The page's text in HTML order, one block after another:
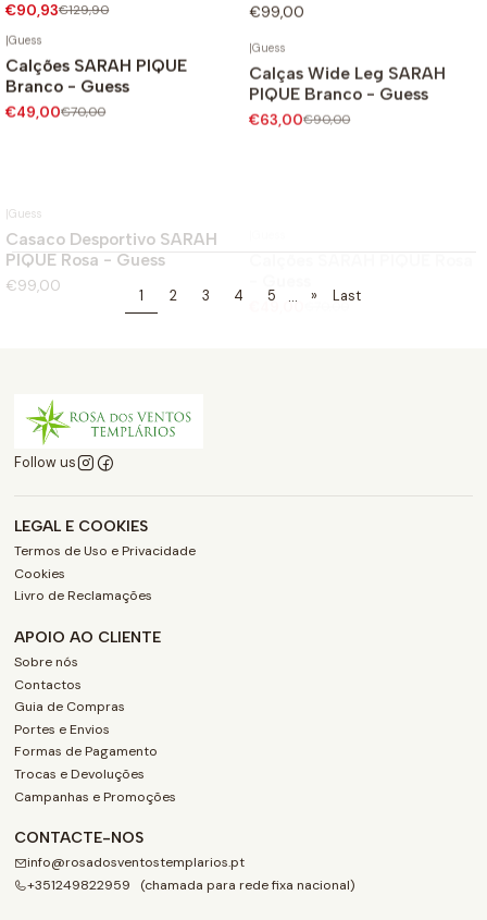
€90,93€129,90 €99,00
-30%
|Guess
Calções SARAH PIQUE
Branco - Guess
€49,00€70,00
Calças Wide Leg SARAH
PIQUE Branco - Guess
€63,00 €90,00
€99,00
1 2 3 4 5 ... » Last
Follow us
LEGAL E COOKIES
Termos de Uso e Privacidade
Cookies
Livro de Reclamações
APOIO AO CLIENTE
Sobre nós
Contactos
Guia de Compras
Portes e Envios
Formas de Pagamento
Trocas e Devoluções
Campanhas e Promoções
CONTACTE-NOS
info@rosadosventostemplarios.pt
+351249822959 (chamada para rede fixa nacional)